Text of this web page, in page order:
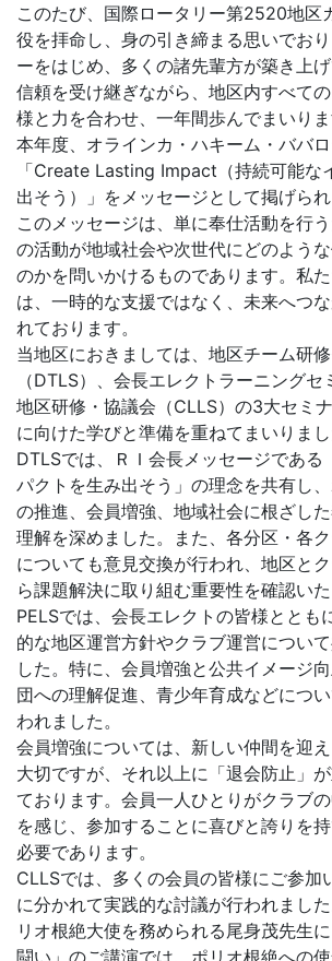
このたび、国際ロータリー第2520地区
役を拝命し、身の引き締まる思いでお
ーをはじめ、多くの諸先輩方が築き上
信頼を受け継ぎながら、地区内すべて
様と力を合わせ、一年間歩んでまいりま
本年度、オラインカ・ハキーム・ババロ
「Create Lasting Impact（持続可能な
出そう）」をメッセージとして掲げられ
このメッセージは、単に奉仕活動を行
の活動が地域社会や次世代にどのよう
のかを問いかけるものであります。私
は、一時的な支援ではなく、未来へつ
れております。
当地区におきましては、地区チーム研
（DTLS）、会長エレクトラーニングセ
地区研修・協議会（CLLS）の3大セミ
に向けた学びと準備を重ねてまいりまし
DTLSでは、ＲＩ会長メッセージである
パクトを生み出そう」の理念を共有し
の推進、会員増強、地域社会に根ざし
理解を深めました。また、各分区・各
についても意見交換が行われ、地区と
ら課題解決に取り組む重要性を確認いた
PELSでは、会長エレクトの皆様ととも
的な地区運営方針やクラブ運営につい
した。特に、会員増強と公共イメージ
団への理解促進、青少年育成などにつ
われました。
会員増強については、新しい仲間を迎
大切ですが、それ以上に「退会防止」
ております。会員一人ひとりがクラブ
を感じ、参加することに喜びと誇りを
必要であります。
CLLSでは、多くの会員の皆様にご参加
に分かれて実践的な討議が行われまし
リオ根絶大使を務められる尾身茂先生
闘い」のご講演では、ポリオ根絶への